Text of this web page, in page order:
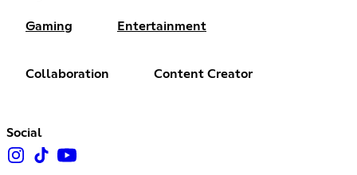
Gaming Entertainment
Collaboration Content Creator
Social